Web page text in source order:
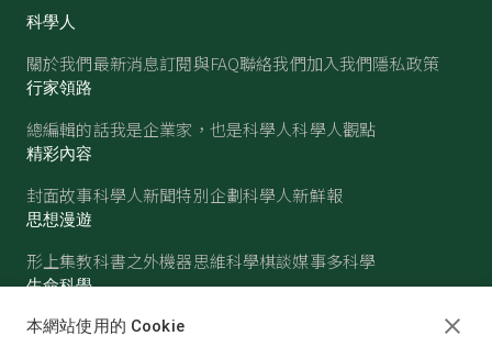
科學人
關於我們最新消息訂閱與FAQ聯絡我們加入我們隱私政策
行家領路
總編輯的話我是企業家，也是科學人科學人觀點
精彩內容
封面故事科學人新聞特別企劃科學人新鮮報
思想漫遊
形上集教科書之外機器思維科學棋談媒事多科學
生命科學
醫學古生物心理學生態學
本網站使用的 Cookie